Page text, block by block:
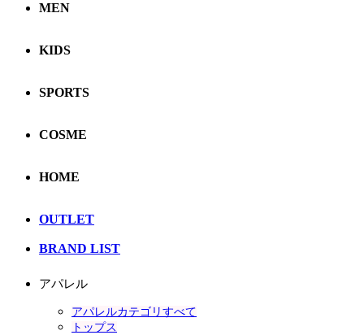
MEN
KIDS
SPORTS
COSME
HOME
OUTLET
BRAND LIST
アパレル
アパレルカテゴリすべて
トップス